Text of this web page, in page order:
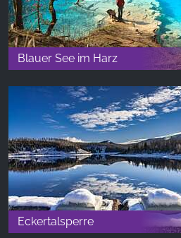
Blauer See im Harz
Eckertalsperre